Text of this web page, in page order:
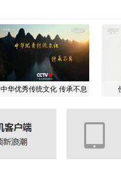
中华优秀传统文化 传承不息